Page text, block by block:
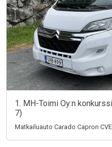
1. MH-Toimi Oy:n
7)
Matkailuauto Carado Capron